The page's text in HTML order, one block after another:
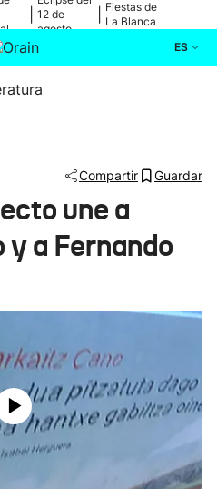
12 de
agosto
Fiestas de
La Blanca
ES
Compartir Guardar
une a
a Fernando